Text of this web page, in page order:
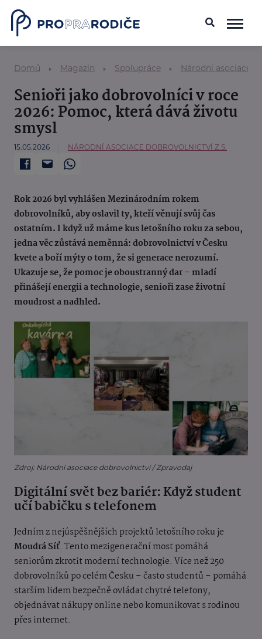
Domů Magazín Spolupráce Národní asociace
Senioři jako dobrovolníci v roce
2026: Pomoc, která dává životu
smysl
15.05.2026 NÁRODNÍ ASOCIACE DOBROVOLNICTVÍ Z.S.
Rok 2026 byl vyhlášen Mezinárodním rokem
dobrovolníků, aby oslavil ty, kteří věnují svůj čas
ostatním. I když už máme kus letošního roku za sebou,
jedna věc zůstává neměnná: dobrovolnictví v Česku
kvete a boří mýty o tom, že si generace nerozumí.
Ukazuje se, že pomoc je oboustranný dar – mladí
přinášejí energii a technologie, senioři zase životní
moudrost a nadhled.
Zdroj: Národní asociace dobrovolnictví / Zpravodaj
Digitální svět bez bariér: Když student
učí babičku s telefonem
Jedním z nejúspěšnějších projektů letošního roku je
Moudrá Síť. Tento mezigenerační most pomáhá
seniorům zkrotit moderní technologie. Více než 250
dobrovolníků po celém Česku – často studentů – pomáhá
starším lidem bezpečně ovládat chytré telefony,
objednávat nákupy online nebo komunikovat s rodinou
přes internet.